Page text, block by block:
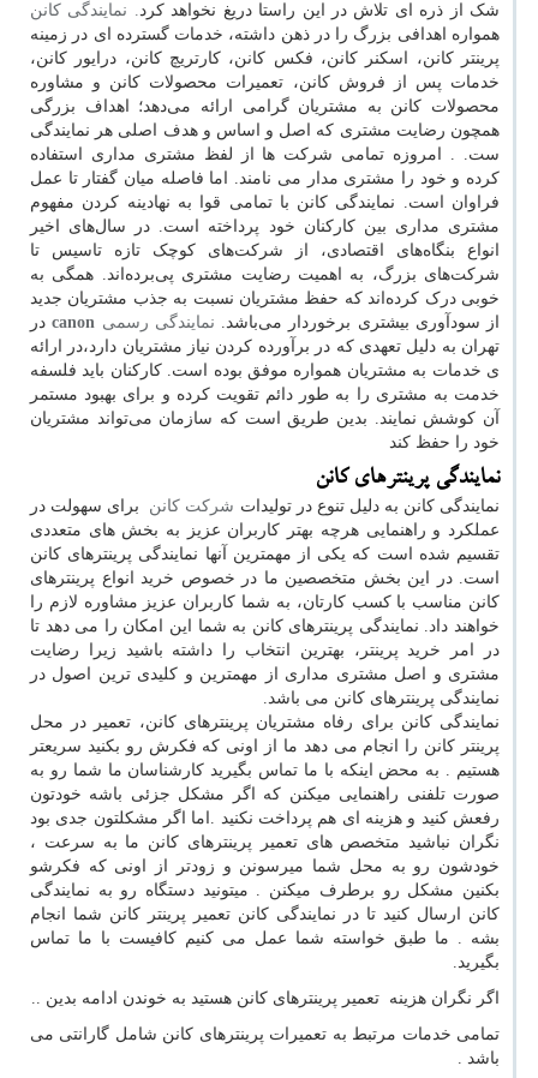
شک از ذره ای تلاش در این راستا دریغ نخواهد کرد. نمایندگی کانن
همواره اهدافی بزرگ را در ذهن داشته، خدمات گسترده ای در زمینه
پرینتر کانن، اسکنر کانن، فکس کانن، کارتریچ کانن، درایور کانن،
خدمات پس از فروش کانن، تعمیرات محصولات کانن و مشاوره
محصولات کانن به مشتریان گرامی ارائه می‌دهد؛ اهداف بزرگی
همچون رضایت مشتری که اصل و اساس و هدف اصلی هر نمایندگی
ست. . امروزه تمامی شرکت ها از لفظ مشتری مداری استفاده
کرده و خود را مشتری مدار می نامند. اما فاصله میان گفتار تا عمل
فراوان است. نمایندگی کانن با تمامی قوا به نهادینه کردن مفهوم
مشتری مداری بین کارکنان خود پرداخته است. در سال‌های اخیر
انواع بنگاه‌های اقتصادی، از شرکت‌های کوچک تازه‌ تاسیس تا
شرکت‌های بزرگ، به اهمیت رضایت مشتری پی‌برده‌اند. همگی به
خوبی درک کرده‌اند که حفظ مشتریان نسبت به جذب مشتریان جدید
از سودآوری بیشتری برخوردار می‌باشد. نمایندگی رسمی canonدر
تهران به دلیل تعهدی که در برآورده کردن نیاز مشتریان دارد،در ارائه
ی خدمات به مشتریان همواره موفق بوده است. کارکنان باید فلسفه
خدمت به مشتری را به طور دائم تقویت کرده و برای بهبود مستمر
آن کوشش نمایند. بدین طریق است که سازمان می‌تواند مشتریان
خود را حفظ کند
نمایندگی پرینترهای کانن
نمایندگی کانن به دلیل تنوع در تولیدات شرکت کانن
برای سهولت در
عملکرد و راهنمایی هرچه بهتر کاربران عزیز به بخش های متعددی
تقسیم شده است که یکی از مهمترین آنها نمایندگی پرینترهای کانن
است. در این بخش متخصصین ما در خصوص خرید انواع پرینترهای
کانن مناسب با کسب کارتان، به شما کاربران عزیز مشاوره لازم را
خواهند داد. نمایندگی پرینترهای کانن به شما این امکان را می دهد تا
در امر خرید پرینتر، بهترین انتخاب را داشته باشید زیرا رضایت
مشتری و اصل مشتری مداری از مهمترین و کلیدی ترین اصول در
نمایندگی پرینترهای کانن می باشد.
نمایندگی کانن برای رفاه مشتریان پرینترهای کانن، تعمیر در محل
پرینتر کانن را انجام می دهد ما از اونی که فکرش رو بکنید سریعتر
هستیم . به محض اینکه با ما تماس بگیرید کارشناسان ما شما رو به
صورت تلفنی راهنمایی میکنن که اگر مشکل جزئی باشه خودتون
رفعش کنید و هزینه ای هم پرداخت نکنید .اما اگر مشکلتون جدی بود
نگران نباشید متخصص های تعمیر پرینترهای کانن ما به سرعت ،
خودشون رو به محل شما میرسونن و زودتر از اونی که فکرشو
بکنین مشکل رو برطرف میکنن . میتونید دستگاه رو به نمایندگی
کانن ارسال کنید تا در نمایندگی کانن تعمیر پرینتر کانن شما انجام
بشه . ما طبق خواسته شما عمل می کنیم کافیست با ما تماس
بگیرید.
اگر نگران هزینه تعمیر پرینترهای کانن هستید به خوندن ادامه بدین ..
تمامی خدمات مرتبط به تعمیرات پرینترهای کانن شامل گارانتی می
باشد .